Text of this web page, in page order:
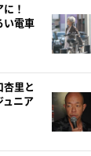
！
い電車
里と
ュニア